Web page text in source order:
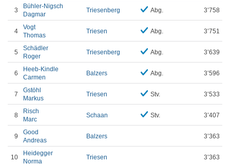
3
Bühler-Nigsch
Dagmar
Triesenberg Abg. 3’758
4
Vogt
Thomas
Triesen Abg. 3’751
5
Schädler
Roger
Triesenberg Abg. 3’639
6
Heeb-Kindle
Carmen
Balzers Abg. 3’596
7
Gstöhl
Markus
Triesen Stv. 3’533
8
Risch
Marc
Schaan Stv. 3’407
9
Good
Andreas
Balzers 3’363
10
Heidegger
Norma
Triesen 3’363